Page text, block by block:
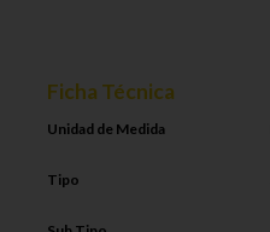
Ficha Técnica
Unidad de Medida
Tipo